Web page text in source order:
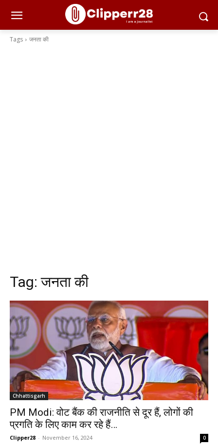
Tags जनता की
Tag:जनता की
Chhattisgarh
PM Modi: वोट बैंक की राजनीति से दूर हैं, लोगों की
प्रगति के लिए काम कर रहे हैं…
Clipper28 - November 16, 2024 0